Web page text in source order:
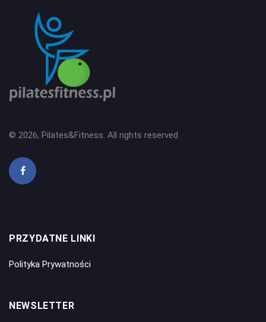
© 2026, Pilates&Fitness. All rights reserved
PRZYDATNE LINKI
Polityka Prywatności
NEWSLETTER